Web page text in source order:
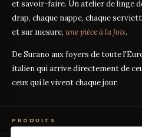
et savoir-faire. Un atelier de linge
drap, chaque nappe, chaque
et sur mesure, une pièce à la fois.
De Surano aux foyers de toute
italien qui arrive directement de
ceux qui le vivent chaque jour.
PRODUITS